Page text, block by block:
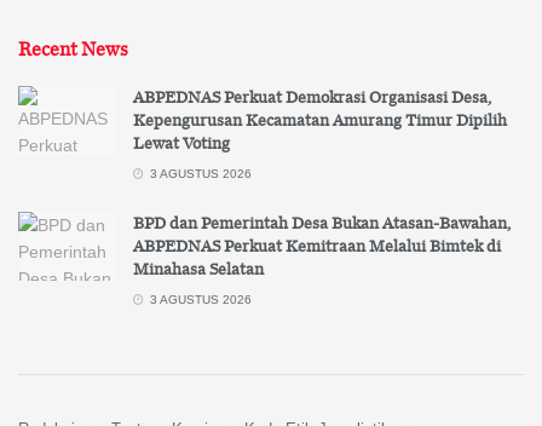
Recent News
ABPEDNAS Perkuat Demokrasi Organisasi Desa,
Kepengurusan Kecamatan Amurang Timur Dipilih
Lewat Voting
3 AGUSTUS 2026
BPD dan Pemerintah Desa Bukan Atasan-Bawahan,
ABPEDNAS Perkuat Kemitraan Melalui Bimtek di
Minahasa Selatan
3 AGUSTUS 2026